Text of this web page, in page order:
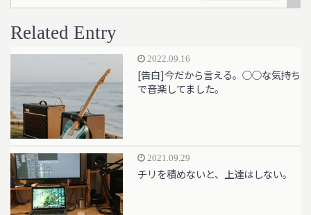
Related Entry
2022.09.16
[告白]今だから言える。○○な気持ち
で音楽してました。
2021.09.29
チリを積めないと、上達はしない。